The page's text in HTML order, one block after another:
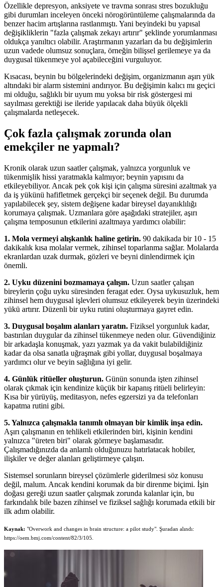
Özellikle depresyon, anksiyete ve travma sonrası stres bozukluğu
gibi durumları inceleyen önceki nörogörüntüleme çalışmalarında da
benzer hacim artışlarına rastlanmıştı. Yani beyindeki bu yapısal
değişikliklerin "fazla çalışmak zekayı artırır" şeklinde yorumlanması
oldukça yanıltıcı olabilir. Araştırmanın yazarları da bu değişimlerin
uzun vadede olumsuz sonuçlara, örneğin bilişsel gerilemeye ya da
duygusal tükenmeye yol açabileceğini vurguluyor.
Kısacası, beynin bu bölgelerindeki değişim, organizmanın aşırı yük
altındaki bir alarm sistemini andırıyor. Bu değişimin kalıcı mı geçici
mi olduğu, sağlıklı bir uyum mu yoksa bir risk göstergesi mi
sayılması gerektiği ise ileride yapılacak daha büyük ölçekli
çalışmalarda netleşecek.
Çok fazla çalışmak zorunda olan
emekçiler ne yapmalı?
Kronik olarak uzun saatler çalışmak, yalnızca yorgunluk ve
tükenmişlik hissi yaratmakla kalmıyor; beynin yapısını da
etkileyebiliyor. Ancak pek çok kişi için çalışma süresini azaltmak ya
da iş yükünü hafifletmek gerçekçi bir seçenek değil. Bu durumda
yapılabilecek şey, sistem değişene kadar bireysel dayanıklılığı
korumaya çalışmak. Uzmanlara göre aşağıdaki stratejiler, aşırı
çalışma temposunun etkilerini azaltmaya yardımcı olabilir:
1. Mola vermeyi alışkanlık haline getirin. 90 dakikada bir 10 - 15
dakikalık kısa molalar vermek, zihinsel toparlanma sağlar. Molalarda
ekranlardan uzak durmak, gözleri ve beyni dinlendirmek için
önemli.
2. Uyku düzenini bozmamaya çalışın. Uzun saatler çalışan
bireylerin çoğu uyku süresinden feragat eder. Oysa uykusuzluk, hem
zihinsel hem duygusal işlevleri olumsuz etkileyerek beyin üzerindeki
yükü artırır. Düzenli bir uyku rutini oluşturmaya gayret edin.
3. Duygusal boşalım alanları yaratın. Fiziksel yorgunluk kadar,
bastırılan duygular da zihinsel tükenmeye neden olur. Güvendiğiniz
bir arkadaşla konuşmak, yazı yazmak ya da vakit bulabildiğiniz
kadar da olsa sanatla uğraşmak gibi yollar, duygusal boşalmaya
yardımcı olur ve beyin sağlığına iyi gelir.
4. Günlük ritüeller oluşturun. Günün sonunda işten zihinsel
olarak çıkmak için kendinize küçük bir kapanış ritüeli belirleyin:
Kısa bir yürüyüş, meditasyon, nefes egzersizi ya da telefonları
kapatma rutini gibi.
5. Yalnızca çalışmakla tanımlı olmayan bir kimlik inşa edin.
Aşırı çalışmanın en tehlikeli etkilerinden biri, kişinin kendini
yalnızca "üreten biri" olarak görmeye başlamasıdır.
Çalışmadığınızda da anlamlı olduğunuzu hatırlatacak hobiler,
ilişkiler ve değer alanları geliştirmeye çalışın.
Sistemsel sorunların bireysel çözümlerle giderilmesi söz konusu
değil, malum. Ancak kendini korumak da bir direnme biçimi. İşin
doğası gereği uzun saatler çalışmak zorunda kalanlar için, bu
farkındalık bile bazen zihinsel ve fiziksel sağlığı korumada etkili bir
ilk adım olabilir.
Kaynak: "Overwork and changes in brain structure: a pilot study". Şuradan alındı:
https://oem.bmj.com/content/82/3/105.